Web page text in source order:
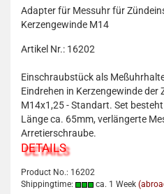
Adapter für Messuhr für
Kerzengewinde M14
Artikel Nr.: 16202
Einschraubstück als
Eindrehen in Kerzengewinde der
M14x1,25 - Standart. Set
Länge ca. 65mm, verlängerte
Arretierschraube.
DETAILS
Product No.: 16202
Shippingtime:
ca. 1 Week